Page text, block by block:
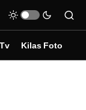
Kilas Foto